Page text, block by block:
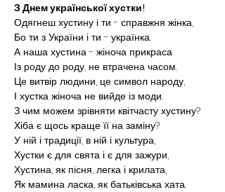
З Днем української хустки!
Одягнеш хустину і ти - справжня жінка,
Бо ти з України і ти - українка.
А наша хустина - жіноча прикраса
Із роду до роду, не втрачена часом.
Це витвір людини, це символ народу,
І хустка жіноча не вийде із моди.
З чим можем зрівняти квітчасту хустину?
Хіба є щось краще її на заміну?
У ній і традиції, в ній і культура,
Хустки є для свята і є для зажури,
Хустина, як пісня, легка і крилата,
Як мамина ласка, як батьківська хата.